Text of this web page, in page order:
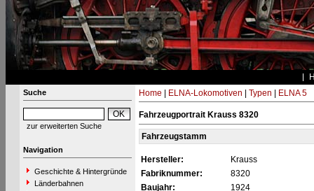
Suche
zur erweiterten Suche
Navigation
Geschichte & Hintergründe
Länderbahnen
Home ELNA-Lokomotiven Typen ELNA 5
Fahrzeugportrait Krauss 8320
Fahrzeugstamm
Hersteller:
Krauss
Fabriknummer:
8320
Baujahr:
1924